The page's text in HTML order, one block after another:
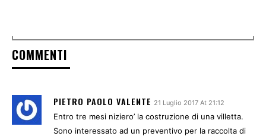
COMMENTI
PIETRO PAOLO VALENTE 21 Luglio 2017 At 21:12
Entro tre mesi niziero’ la costruzione di una villetta.
Sono interessato ad un preventivo per la raccolta di